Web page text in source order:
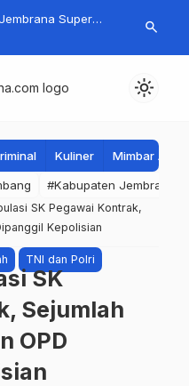
Super
Jembrana
Mustika Rasa
search
light_mode
Kuliner Mimbar
#Kabupaten Jembrana
SK Pegawai Kontrak,
Kepolisian
TNI dan Polri
SK
Sejumlah
OPD